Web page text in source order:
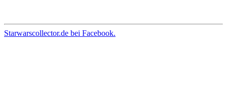
Starwarscollector.de bei Facebook.